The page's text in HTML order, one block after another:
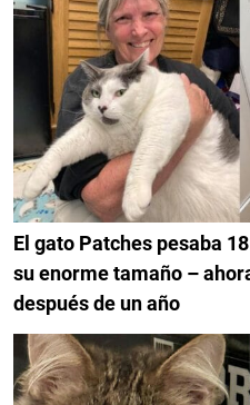
El gato Patches pesaba
su enorme tamaño –
después de un año